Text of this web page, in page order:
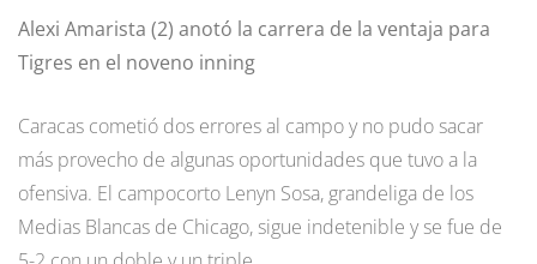
Alexi Amarista (2) anotó la carrera de la ventaja para
Tigres en el noveno inning
Caracas cometió dos errores al campo y no pudo sacar
más provecho de algunas oportunidades que tuvo a la
ofensiva. El campocorto Lenyn Sosa, grandeliga de los
Medias Blancas de Chicago, sigue indetenible y se fue de